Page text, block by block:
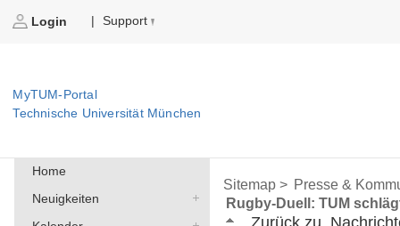
Login | Support
MyTUM-Portal
Technische Universität München
Home
Neuigkeiten
Sitemap > Presse &
Rugby-Duell: TUM